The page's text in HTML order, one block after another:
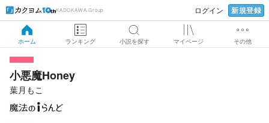
KADOKAWA Group ログイン 新規登録
ホーム ランキング 小説を探す マイページ その他
小悪魔Honey
葉月もこ